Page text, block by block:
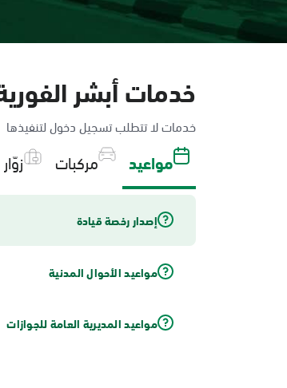
خدمات أبشر
خدمات لا تتطلب تسجيل دخول لتنفيذها
مواعيد مركبات زوّار
إصدار رخصة قيادة
مواعيد الأحوال المدنية
مواعيد المديرية العامة للجوازات